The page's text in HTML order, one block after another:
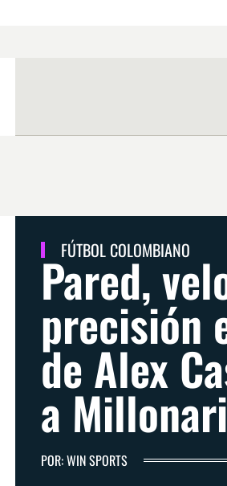
FÚTBOL COLOMBIANO
Pared,
precisión
de Alex
a
POR: WIN SPORTS